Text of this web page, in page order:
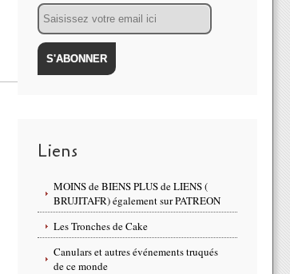
Email
Liens
MOINS de BIENS PLUS de LIENS (
BRUJITAFR) également sur PATREON
Les Tronches de Cake
Canulars et autres événements truqués
de ce monde